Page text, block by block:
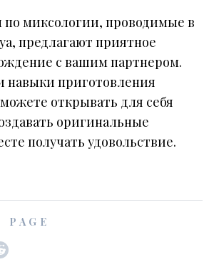
миксологии, проводимые в
предлагают приятное
с вашим партнером.
навыки приготовления
открывать для себя
оригинальные
получать удовольствие.
PAGE